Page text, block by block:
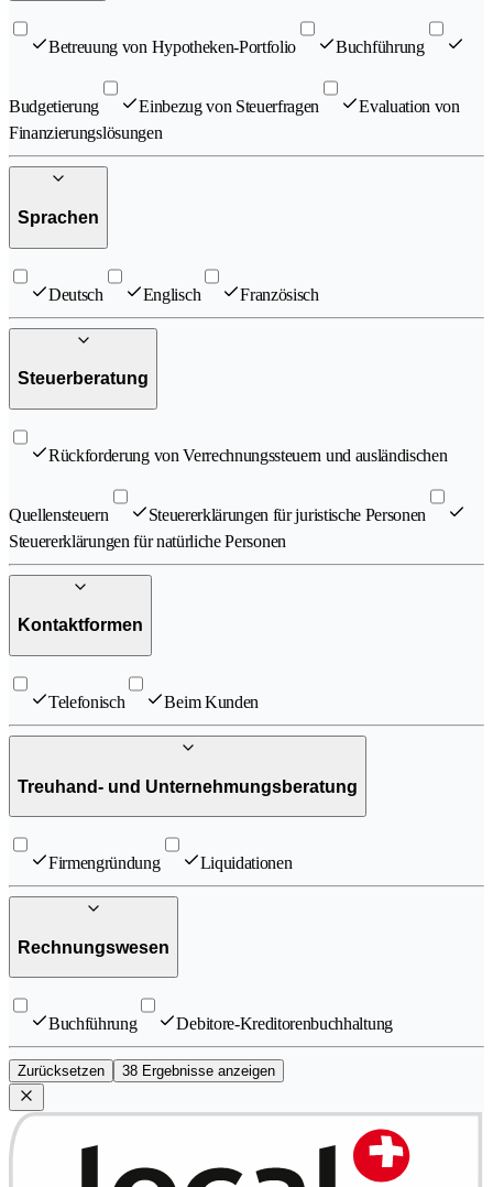
Betreuung von Hypotheken-Portfolio Buchführung
Budgetierung Einbezug von Steuerfragen
Evaluation von
Finanzierungslösungen
Sprachen
Deutsch Englisch Französisch
Steuerberatung
Rückforderung von Verrechnungssteuern und ausländischen
Quellensteuern
Steuererklärungen für juristische Personen
Steuererklärungen für natürliche Personen
Kontaktformen
Telefonisch Beim Kunden
Treuhand- und Unternehmungsberatung
Firmengründung Liquidationen
Rechnungswesen
Buchführung Debitore-Kreditorenbuchhaltung
Zurücksetzen 38 Ergebnisse anzeigen